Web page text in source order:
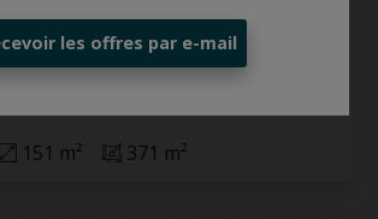
55, 1840 Londerzeel
151 m² 371 m²
les offres par e-mail